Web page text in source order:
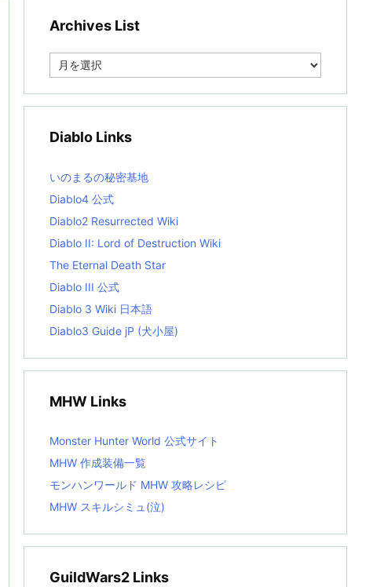
Archives List
e
i
s
t
Diablo Links
いのまるの秘密基地
Diablo4 公式
Diablo2 Resurrected Wiki
Diablo II: Lord of Destruction Wiki
The Eternal Death Star
Diablo III 公式
Diablo 3 Wiki 日本語
Diablo3 Guide jP (犬小屋)
MHW Links
Monster Hunter World 公式サイト
MHW 作成装備一覧
モンハンワールド MHW 攻略レシピ
MHW スキルシミュ(泣)
GuildWars2 Links